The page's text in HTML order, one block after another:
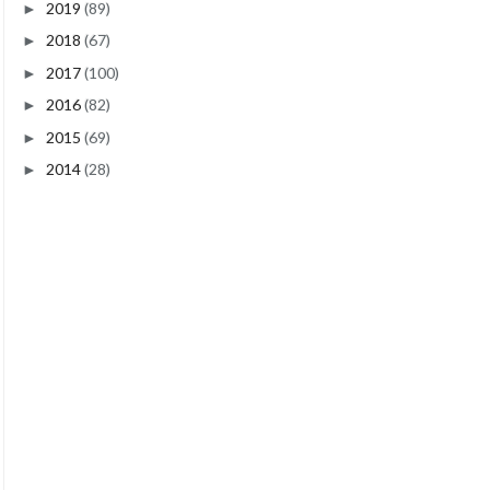
► 2019 (89)
► 2018 (67)
► 2017(100)
► 2016(82)
► 2015 (69)
► 2014(28)